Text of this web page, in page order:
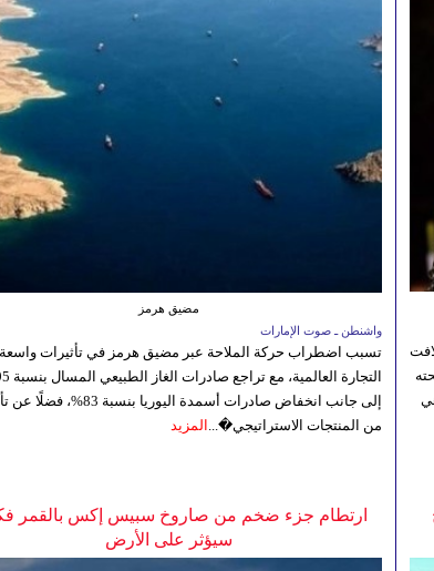
مضيق هرمز
واشنطن ـ صوت الإمارات
تسبب اضطراب حركة الملاحة عبر مضيق هرمز في تأثيرات
إلى جانب انخفاض صادرات أسمدة اليوريا
من المنتجات الاستراتيجي�... المزيد
ارتطام جزء ضخم من صاروخ سبيس إكس بالقمر
سيؤثر على الأرض